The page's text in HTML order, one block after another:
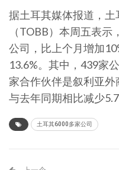
据土耳其媒体报道，
（TOBB）本周五表
公司，比上个月增加
13.6%。其中，439家
家合作伙伴是叙利亚外
与去年同期相比减少
土耳其6000多家公司